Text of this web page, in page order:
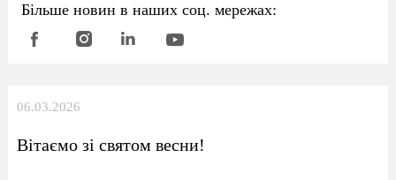
Більше новин в наших соц. мережах:
06.03.2026
Вітаємо зі святом весни!